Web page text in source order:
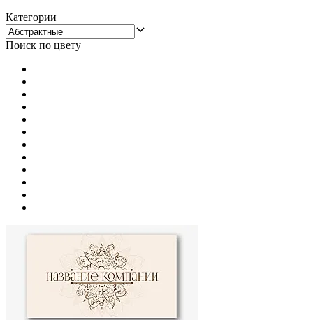
Категории
Поиск по цвету